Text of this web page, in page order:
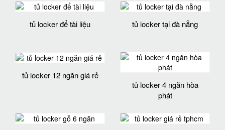
tủ locker để tài liệu tủ locker tại đà nẵng
tủ locker 12 ngăn giá rẻ
tủ locker 4 ngăn hòa
phát